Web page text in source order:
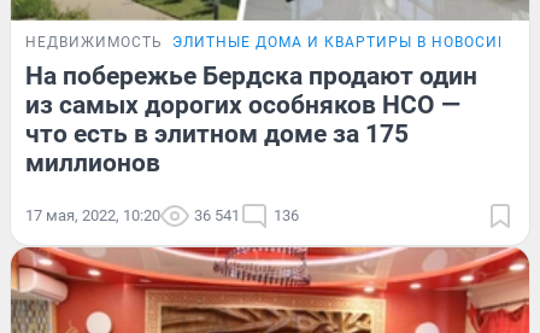
НЕДВИЖИМОСТЬ ЭЛИТНЫЕ ДОМА И КВАРТИРЫ В
На побережье Бердска продают один
из самых дорогих особняков НСО —
что есть в элитном доме за 175
миллионов
17 мая, 2022, 10:20 36 541 136